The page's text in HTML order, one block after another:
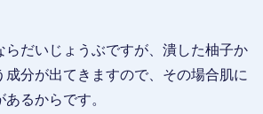
らだいじょうぶですが、潰した柚子か
成分が出てきますので、その場合肌に
るからです。